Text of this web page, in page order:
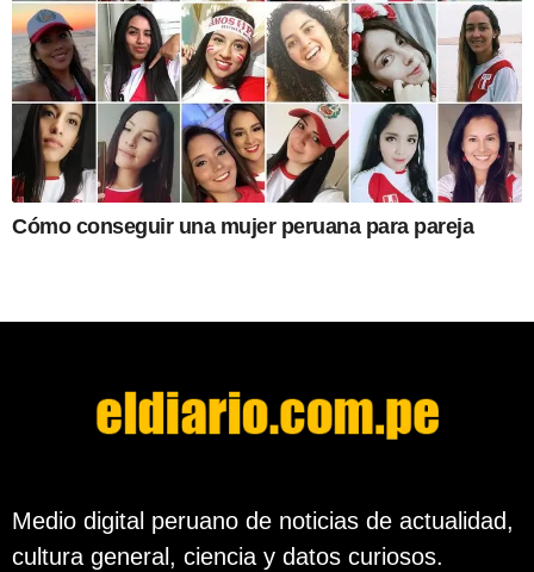
Cómo conseguir una mujer peruana para pareja
Medio digital peruano de noticias de actualidad,
cultura general, ciencia y datos curiosos.